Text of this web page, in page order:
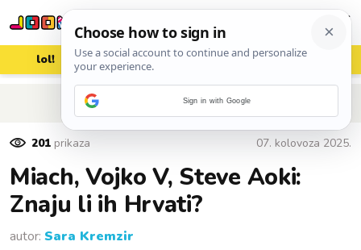
lol! aww vrh! woot?!
POVRATAK NA ČLANAK
201 prikaza 07. kolovoza 2025.
Miach, Vojko V, Steve Aoki:
Znaju li ih Hrvati?
autor: Sara Kremzir
Sign in with Google